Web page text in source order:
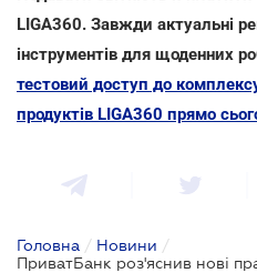
LIGA360. Завжди актуальні
інструментів для щоденних
тестовий доступ до
продуктів LIGA360 прямо
Головна / Новини /